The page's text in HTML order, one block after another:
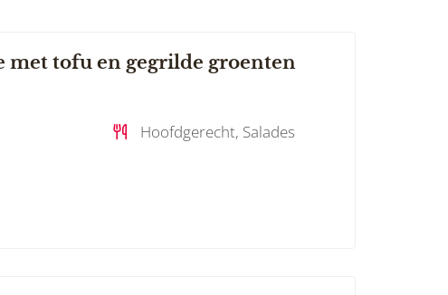
met tofu en gegrilde groenten
Hoofdgerecht, Salades